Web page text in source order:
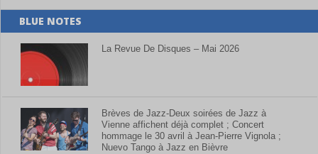
BLUE NOTES
La Revue De Disques – Mai 2026
Brèves de Jazz-Deux soirées de Jazz à
Vienne affichent déjà complet ; Concert
hommage le 30 avril à Jean-Pierre Vignola ;
Nuevo Tango à Jazz en Bièvre